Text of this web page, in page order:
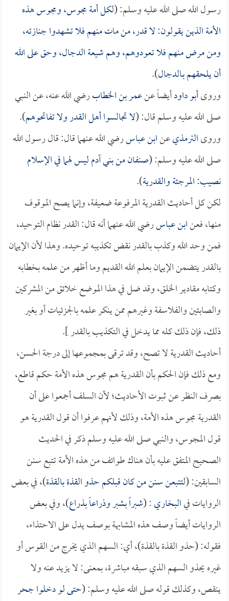
رسول الله صلى الله عليه وسلم: (لكل أمة مجوس، ومجوس هذه
الأمة الذين يقولون: لا قدر، من مات منهم فلا تشهدوا جنازته،
ومن مرض منهم فلا تعودوهم، وهم شيعةالدجال، وحق على الله
أن يلحقهم بـالدجال).
وروىأبو داودأيضاً عنعمر بن الخطابرضي الله عنه، عن النبي
صلى الله عليه وسلم قال: (لا تجالسوا أهل القدر ولا تفاتحوهم).
وروىالترمذيعنابن عباسرضي الله عنهما قال: قال رسول الله
صلى الله عليه وسلم: (صنفان من بني آدم ليس لهما في الإسلام
نصيب: المرجئة والقدرية).
لكن كل أحاديث القدرية المرفوعة ضعيفة، وإنما يصح الموقوف
منها، فعنابن عباسرضي الله عنهما أنه قال: القدر نظام التوحيد،
فمن وحد الله وكذب بالقدر نقض تكذيبه توحيده. وهذا لأن الإيمان
بالقدر يتضمن الإيمان بعلم الله القديم وما أظهر من علمه بخطابه
وكتابه مقادير الخلق، وقد ضل في هذا الموضع خلائق من المشركين
والصابئين والفلاسفة وغيرهم ممن ينكر علمه بالجزئيات أو بغير
ذلك، فإن ذلك كله مما يدخل في التكذيب بالقدر ].
أحاديث القدرية لا تصح، وقد ترقى بمجموعها إلى درجة الحسن،
ومع ذلك فإن الحكم بأن القدرية هم مجوس هذه الأمة حكم قاطع،
بصرف النظر عن ثبوت الأحاديث؛ لأن السلف أجمعوا على أن
القدرية مجوس هذه الأمة، وذلك لأنهم عرفوا أن قول القدرية هو
قول المجوس، والنبي صلى الله عليه وسلم ذكر في الحديث
الصحيح المتفق عليه بأن هناك طوائف من هذه الأمة تتبع سنن
السابقين: (لتتبعن سنن من كان قبلكم حذو القذة بالقذة)، في بعض
الروايات فيالبخاري: (شبراً بشبر وذراعاً بذراع)، وفي بعض
الروايات أيضاً وصف هذه المشابهة بوصف يدل على الاحتذاء،
فقوله: (حذو القذة بالقذة)، أي: السهم الذي يخرج من القوس أو
غيره يحذو السهم الذي سبقه مباشرة، بمعنى: لا يزيد عنه ولا
ينقص، وكذلك قوله صلى الله عليه وسلم: (حتى لو دخلوا جحر